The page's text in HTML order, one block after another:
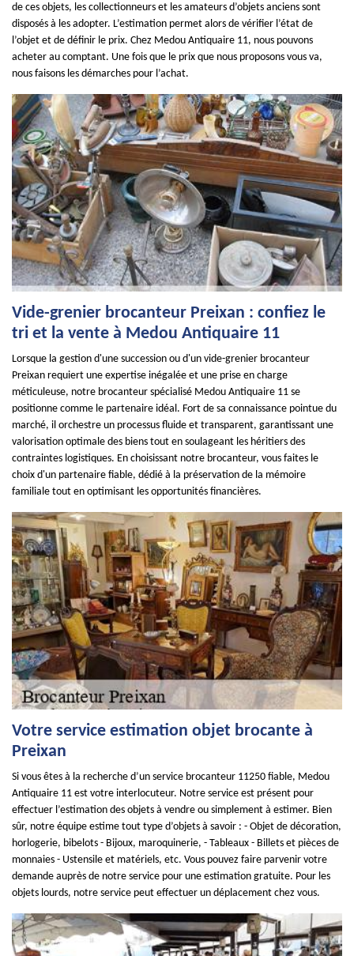
de ces objets, les collectionneurs et les amateurs d’objets anciens sont
disposés à les adopter. L’estimation permet alors de vérifier l’état de
l’objet et de définir le prix. Chez Medou Antiquaire 11, nous pouvons
acheter au comptant. Une fois que le prix que nous proposons vous va,
nous faisons les démarches pour l’achat.
Vide-grenier brocanteur Preixan : confiez le
tri et la vente à Medou Antiquaire 11
Lorsque la gestion d'une succession ou d'un vide-grenier brocanteur
Preixan requiert une expertise inégalée et une prise en charge
méticuleuse, notre brocanteur spécialisé Medou Antiquaire 11 se
positionne comme le partenaire idéal. Fort de sa connaissance pointue du
marché, il orchestre un processus fluide et transparent, garantissant une
valorisation optimale des biens tout en soulageant les héritiers des
contraintes logistiques. En choisissant notre brocanteur, vous faites le
choix d'un partenaire fiable, dédié à la préservation de la mémoire
familiale tout en optimisant les opportunités financières.
Votre service estimation objet brocante à
Preixan
Si vous êtes à la recherche d’un service brocanteur 11250 fiable, Medou
Antiquaire 11 est votre interlocuteur. Notre service est présent pour
effectuer l’estimation des objets à vendre ou simplement à estimer. Bien
sûr, notre équipe estime tout type d’objets à savoir : - Objet de décoration,
horlogerie, bibelots - Bijoux, maroquinerie, - Tableaux - Billets et pièces de
monnaies - Ustensile et matériels, etc. Vous pouvez faire parvenir votre
demande auprès de notre service pour une estimation gratuite. Pour les
objets lourds, notre service peut effectuer un déplacement chez vous.